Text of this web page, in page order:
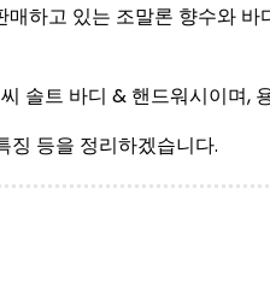
하고 있는 조말론 향수와
솔트 바디 & 핸드워시이며,
등을 정리하겠습니다.